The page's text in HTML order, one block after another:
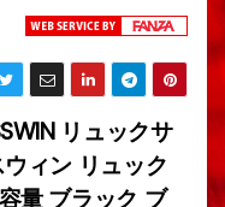
リュックサ
ィン リュック
量 ブラック ブ